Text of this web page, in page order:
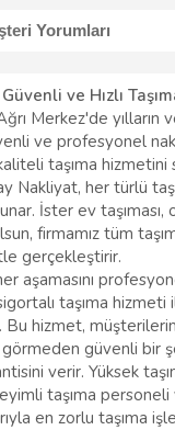
Yorumları
ve Hızlı
Merkez'de yılların
ve profesyonel
taşıma hizmetini
Nakliyat, her türlü
İster ev taşıması,
firmamız tüm
gerçekleştirir.
aşamasını
taşıma hizmeti
hizmet,
güvenli bir
verir. Yüksek
taşıma
en zorlu taşıma